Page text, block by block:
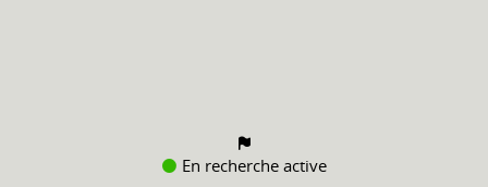
En recherche active